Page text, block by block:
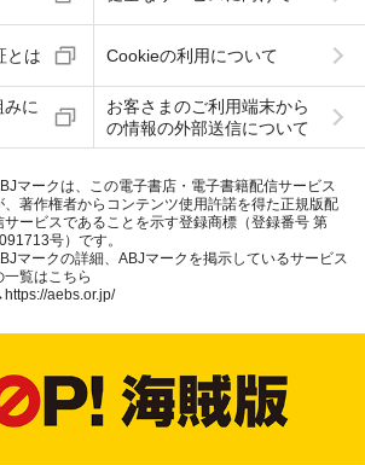
とは Cookieの利用について
に
お客さまのご利用端末から
の情報の外部送信について
マークは、この電子書店・電子書籍配信サービス
、著作権者からコンテンツ使用許諾を得た正規版配
サービスであることを示す登録商標（登録番号 第
号）です。
マークの詳細、ABJマークを掲示しているサービス
一覧はこちら
https://aebs.or.jp/